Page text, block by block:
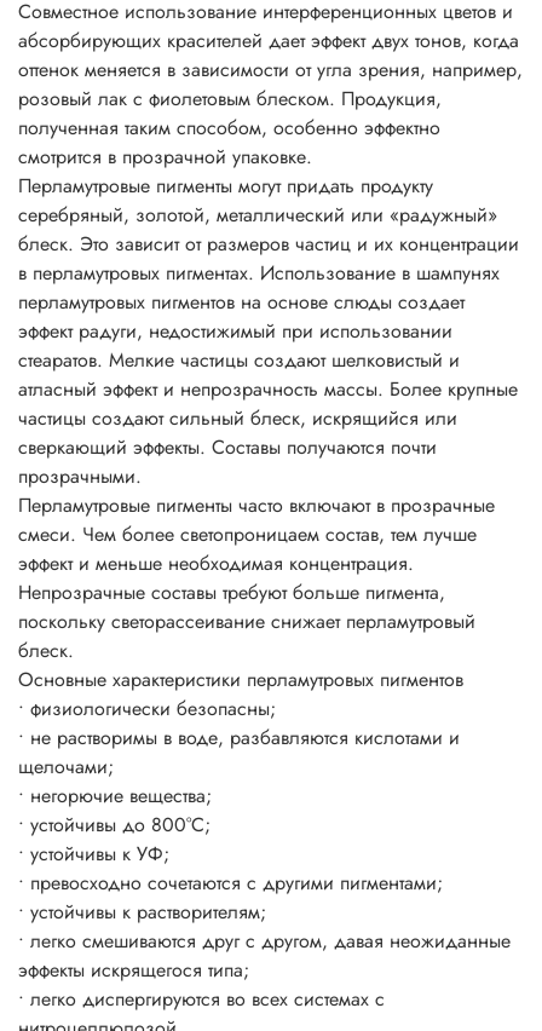
• не растворимы в воде, разбавляются кислотами и
щелочами;
• негорючие вещества;
• устойчивы до 800°C;
• устойчивы к УФ;
• превосходно сочетаются с другими пигментами;
• устойчивы к растворителям;
• легко смешиваются друг с другом, давая неожиданные
эффекты искрящегося типа;
• легко диспергируются во всех системах с
нитроцеллюлозой.
Рекомендации по применению:
Соотношение для смешивания 1:10 до 3:10 по массе (на
1-3 части пигмента : 10 частей бесцветной прозрачной
основы, лака, краски, геля и т.д.)
Пропорции смешивания напрямую зависят от желаемого
эффекта, насколько сильно вы желаете проявить свойства
пигмента на окрашиваемой поверхности.
Блеск цвет и эффекты появляется уже при 3-5%-ном
использовании пигмента от общей массы рабочего
состава.
Совместное использование интерференционных цветов и
абсорбирующих красителей дает эффект двух тонов, когда
оттенок меняется в зависимости от угла зрения, например,
розовый лак с фиолетовым блеском. Продукция,
полученная таким способом, особенно эффектно
смотрится в прозрачной упаковке.
Перламутровые пигменты могут придать продукту
серебряный, золотой, металлический или «радужный»
блеск. Это зависит от размеров частиц и их концентрации
в перламутровых пигментах. Использование в шампунях
перламутровых пигментов на основе слюды создает
эффект радуги, недостижимый при использовании
стеаратов. Мелкие частицы создают шелковистый и
атласный эффект и непрозрачность массы. Более крупные
частицы создают сильный блеск, искрящийся или
сверкающий эффекты. Составы получаются почти
прозрачными.
Перламутровые пигменты часто включают в прозрачные
смеси. Чем более светопроницаем состав, тем лучше
эффект и меньше необходимая концентрация.
Непрозрачные составы требуют больше пигмента,
поскольку светорассеивание снижает перламутровый
блеск.
Основные характеристики перламутровых пигментов
• физиологически безопасны;
• не растворимы в воде, разбавляются кислотами и
щелочами;
• негорючие вещества;
• устойчивы до 800°C;
• устойчивы к УФ;
• превосходно сочетаются с другими пигментами;
• устойчивы к растворителям;
• легко смешиваются друг с другом, давая неожиданные
эффекты искрящегося типа;
• легко диспергируются во всех системах с